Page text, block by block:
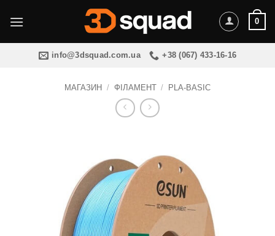
0
info@3dsquad.com.ua +38 (067) 433-16-16
МАГАЗИН / ФІЛАМЕНТ / PLA-BASIC